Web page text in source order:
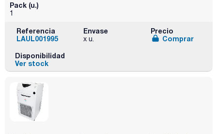
Pack (u.)
1
Referencia
LAUL001995
Envase
x u.
Precio
Comprar
Disponibilidad
Ver stock